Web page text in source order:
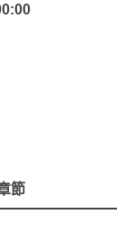
節